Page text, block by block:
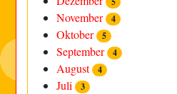
November 4
Oktober 5
September 4
August 4
Juli 3